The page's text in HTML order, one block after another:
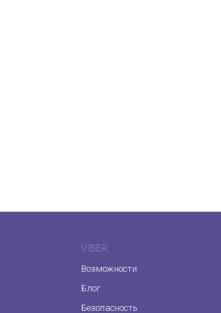
VIBER
Возможности
Блог
Безопасность